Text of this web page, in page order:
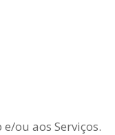
ou aos Serviços.